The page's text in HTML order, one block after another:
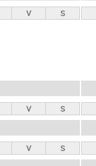
V S
V S
V S